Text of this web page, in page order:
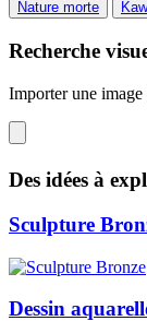
Nature morte
Recherche
Importer une
Des idées à
Sculpture
Dessin